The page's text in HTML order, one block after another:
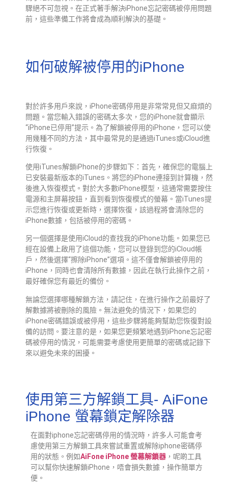
驟絕不可忽視。在正式著手解決iPhone忘記密碼被停用問題
前，這些準備工作將會成為順利解決的基礎。
如何破解被停用的iPhone
對於許多用戶來說，iPhone密碼停用是非常常見但又麻煩的
問題。當您輸入錯誤的密碼太多次，您的iPhone就會顯示
“iPhone已停用”提示。為了解鎖被停用的iPhone，您可以使
用幾種不同的方法，其中最常見的是通過iTunes或iCloud進
行恢復。
使用iTunes解鎖iPhone的步驟如下：首先，確保您的電腦上
已安裝最新版本的iTunes。將您的iPhone連接到計算機，然
後進入恢復模式。對於大多數iPhone模型，這通常需要按住
電源和主屏幕按鈕，直到看到恢復模式的螢幕。當iTunes提
示您進行恢復或更新時，選擇恢復，該過程將會清除您的
iPhone數據，包括被停用的密碼。
另一個選擇是使用iCloud的查找我的iPhone功能。如果您已
經在設備上啟用了這個功能，您可以登錄到您的iCloud帳
戶，然後選擇“擦除iPhone”選項。這不僅會解鎖被停用的
iPhone，同時也會清除所有數據，因此在執行此操作之前，
最好確保您有最近的備份。
無論您選擇哪種解鎖方法，請記住，在進行操作之前最好了
解數據將被刪除的風險。無法避免的情況下，如果您的
iPhone密碼錯誤或被停用，這些步驟將能夠幫助您恢復對設
備的訪問。要注意的是，如果您更頻繁地遇到iPhone忘記密
碼被停用的情況，可能需要考慮使用更簡單的密碼或記錄下
來以避免未來的困擾。
使用第三方解鎖工具- AiFone
iPhone 螢幕鎖定解除器
在面對iphone忘記密碼停用的情況時，許多人可能會考
慮使用第三方解鎖工具來嘗試重置或解除iphone密碼停
用的狀態。例如AiFone iPhone 螢幕解鎖器 ，呢啲工具
可以幫你快速解鎖iPhone，唔會損失數據，操作簡單方
便。